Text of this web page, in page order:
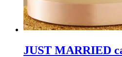
JUST MARRIED